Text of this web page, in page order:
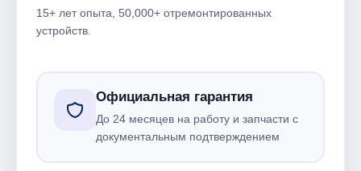
15+ лет опыта, 50,000+ отремонтированных
устройств.
Официальная гарантия
До 24 месяцев на работу и запчасти с
документальным подтверждением